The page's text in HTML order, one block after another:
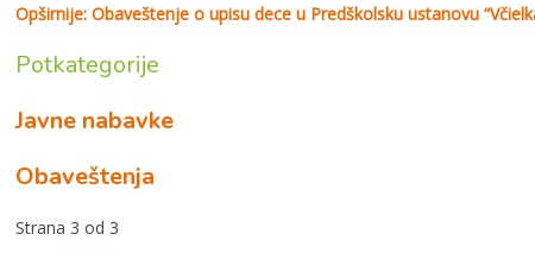
Opširnije: Obaveštenje o upisu dece u Predškolsku ustanovu
Potkategorije
Javne nabavke
Obaveštenja
Strana 3 od 3